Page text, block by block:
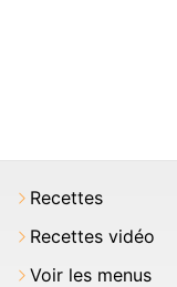
Recettes
Recettes vidéo
Voir les menus